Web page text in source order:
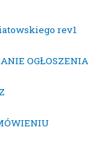
rev1
OGŁOSZENIA